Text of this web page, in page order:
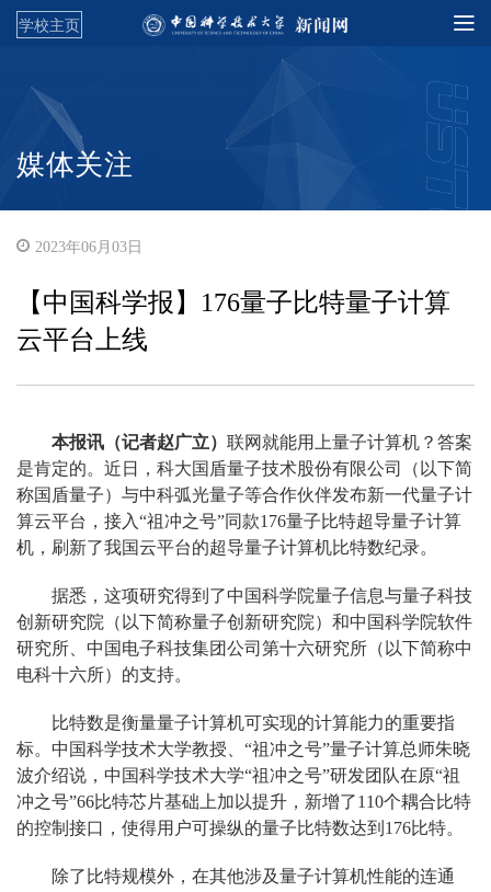
学校主页
媒体关注
2023年06月03日
【中国科学报】176量子比特量子计算
云平台上线
本报讯（记者赵广立） 联网就能用上量子计算机？答案
是肯定的。近日，科大国盾量子技术股份有限公司（以下简
称国盾量子）与中科弧光量子等合作伙伴发布新一代量子计
算云平台，接入“祖冲之号”同款176量子比特超导量子计算
机，刷新了我国云平台的超导量子计算机比特数纪录。
据悉，这项研究得到了中国科学院量子信息与量子科技
创新研究院（以下简称量子创新研究院）和中国科学院软件
研究所、中国电子科技集团公司第十六研究所（以下简称中
电科十六所）的支持。
比特数是衡量量子计算机可实现的计算能力的重要指
标。中国科学技术大学教授、“祖冲之号”量子计算总师朱晓
波介绍说，中国科学技术大学“祖冲之号”研发团队在原“祖
冲之号”66比特芯片基础上加以提升，新增了110个耦合比特
的控制接口，使得用户可操纵的量子比特数达到176比特。
除了比特规模外，在其他涉及量子计算机性能的连通